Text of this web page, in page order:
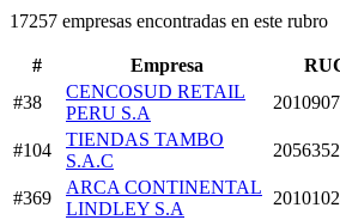
17257 empresas encontradas en este rubro
# Empresa
#38
CENCOSUD RETAIL
PERU S.A
#104
TIENDAS TAMBO
S.A.C
#369
ARCA CONTINENTAL
LINDLEY S.A